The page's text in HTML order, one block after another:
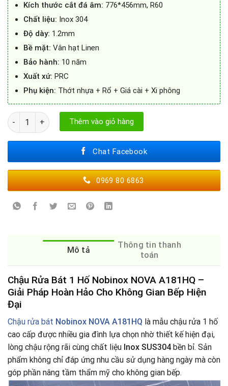
Kích thước cắt đá âm: 776*456mm, R60
Chất liệu: Inox 304
Độ dày: 1.2mm
Bề mặt: Vân hạt Linen
Bảo hành: 10 năm
Xuất xứ: PRC
Phụ kiện: Thớt nhựa + Rổ + Giá cài + Xi phông
CHẬU RỬA BÁT 1 HỐ NOBINOX NOVA A181HQ – Thiết Kế
Thêm vào giỏ hàng
Chat Facebook
0969 80 6863
Mô tả
Thông tin thanh
toán
Chậu Rửa Bát 1 Hố Nobinox NOVA A181HQ –
Giải Pháp Hoàn Hảo Cho Không Gian Bếp Hiện
Đại
Chậu rửa bát Nobinox NOVA A181HQ là mẫu chậu rửa 1 hố
cao cấp được nhiều gia đình lựa chọn nhờ thiết kế hiện đại,
lòng chậu rộng rãi cùng chất liệu Inox SUS304 bền bỉ. Sản
phẩm không chỉ đáp ứng nhu cầu sử dụng hàng ngày mà còn
góp phần nâng tầm thẩm mỹ cho không gian bếp.